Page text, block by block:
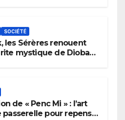
SOCIÉTÉ
les Sérères renouent
mystique de Diobaye
de « Penc Mi » : l’art
pour repenser